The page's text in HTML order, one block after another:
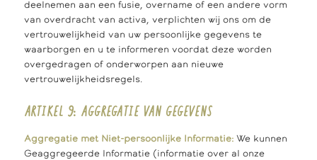
deelnemen aan een fusie, overname of een andere vorm
van overdracht van activa, verplichten wij ons om de
vertrouwelijkheid van uw persoonlijke gegevens te
waarborgen en u te informeren voordat deze worden
overgedragen of onderworpen aan nieuwe
vertrouwelijkheidsregels.
ARTIKEL 9: AGGREGATIE VAN GEGEVENS
Aggregatie met Niet-persoonlijke Informatie: We kunnen
Geaggregeerde Informatie (informatie over al onze